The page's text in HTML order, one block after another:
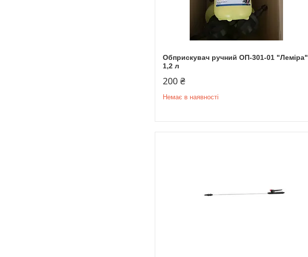
Обприскувач ручний ОП-301-01 "Леміра"
1,2 л
200 ₴
Немає в наявності